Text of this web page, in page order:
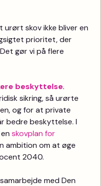
urørt skov ikke bliver en
prioritet, der
gør vi på flere
beskyttelse.
sikring, så urørte
og for at private
bedre beskyttelse. I
skovplan for
ambition om at øge
2040.
med Den